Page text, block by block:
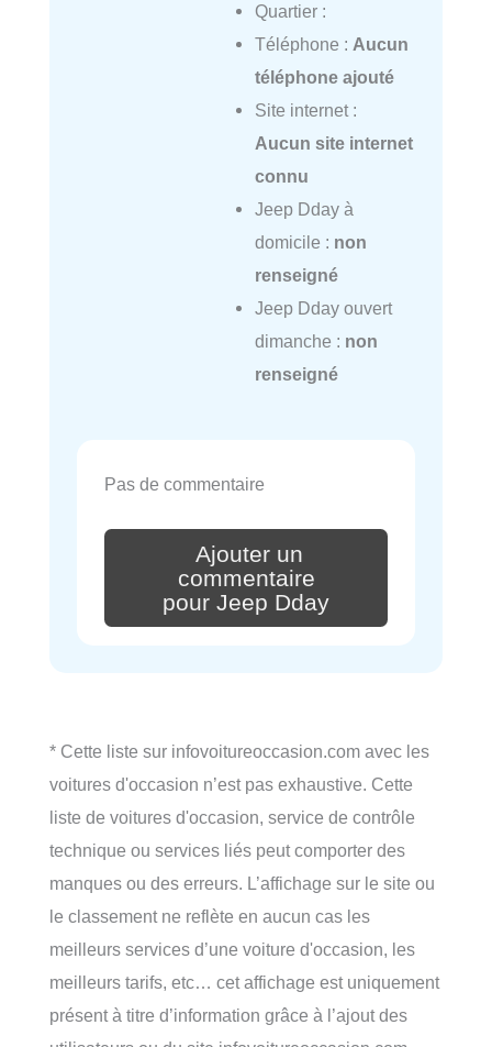
Quartier :
Téléphone : Aucun
téléphone ajouté
Site internet :
Aucun site internet
connu
Jeep Dday à
domicile : non
renseigné
Jeep Dday ouvert
dimanche : non
renseigné
Pas de commentaire
Ajouter un
commentaire
pour Jeep Dday
* Cette liste sur infovoitureoccasion.com avec les
voitures d'occasion n’est pas exhaustive. Cette
liste de voitures d'occasion, service de contrôle
technique ou services liés peut comporter des
manques ou des erreurs. L’affichage sur le site ou
le classement ne reflète en aucun cas les
meilleurs services d’une voiture d'occasion, les
meilleurs tarifs, etc… cet affichage est uniquement
présent à titre d’information grâce à l’ajout des